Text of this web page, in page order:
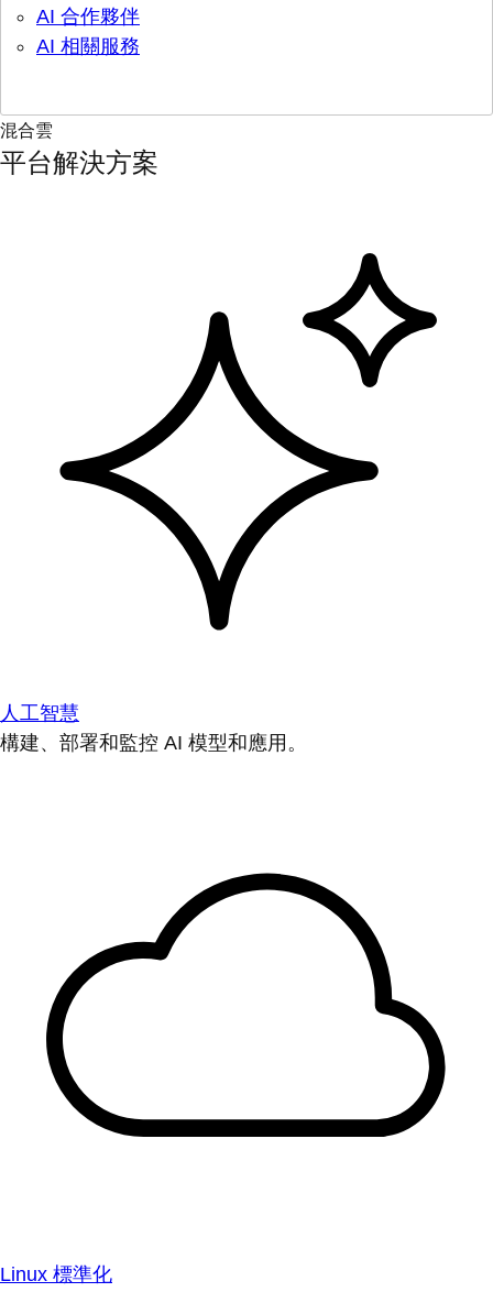
AI 合作夥伴
AI 相關服務
混合雲
平台解決方案
人工智慧
構建、部署和監控 AI 模型和應用。
Linux 標準化